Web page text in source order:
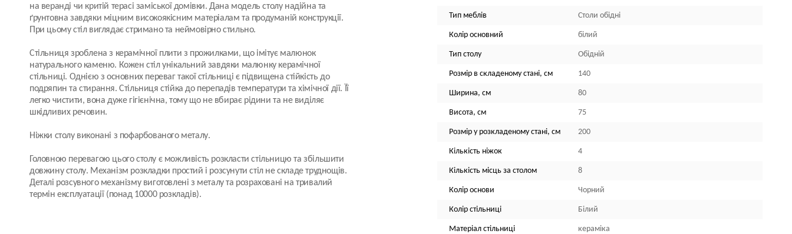
на веранді чи критій терасі заміської домівки. Дана модель столу надійна та
ґрунтовна завдяки міцним високоякісним матеріалам та продуманій конструкції.
При цьому стіл виглядає стримано та неймовірно стильно.
Стільниця зроблена з керамічної плити з прожилками, що імітує малюнок
натурального каменю. Кожен стіл унікальний завдяки малюнку керамічної
стільниці. Однією з основних переваг такої стільниці є підвищена стійкість до
подряпин та стирання. Стільниця стійка до перепадів температури та хімічної дії. Її
легко чистити, вона дуже гігієнічна, тому що не вбирає рідини та не виділяє
шкідливих речовин.
Ніжки столу виконані з пофарбованого металу.
Головною перевагою цього столу є можливість розкласти стільницю та збільшити
довжину столу. Механізм розкладки простий і розсунути стіл не складе труднощів.
Деталі розсувного механізму виготовлені з металу та розраховані на тривалий
термін експлуатації (понад 10000 розкладів).
Тип меблів Столи обідні
Колір основний білий
Тип столу Обідній
Розмір в складеному стані, см 140
Ширина, см 80
Висота, см 75
Розмір у розкладеному стані, см 200
Кількість ніжок 4
Кількість місць за столом 8
Колір основи Чорний
Колір стільниці Білий
Матеріал стільниці кераміка